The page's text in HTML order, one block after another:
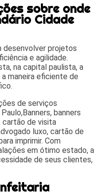
sobre onde
Cidade
desenvolver projetos
e agilidade.
na capital paulista, a
maneira eficiente de
de serviços
banners
cartão de visita
luxo, cartão de
imprimir. Com
em ótimo estado, a
de seus clientes,